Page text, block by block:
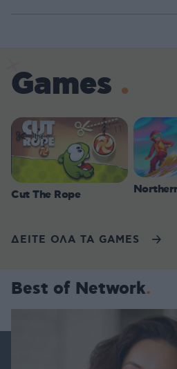
Games
Cut The Rope
ΔΕΙΤΕ ΟΛΑ ΤΑ GAMES
Best of Network